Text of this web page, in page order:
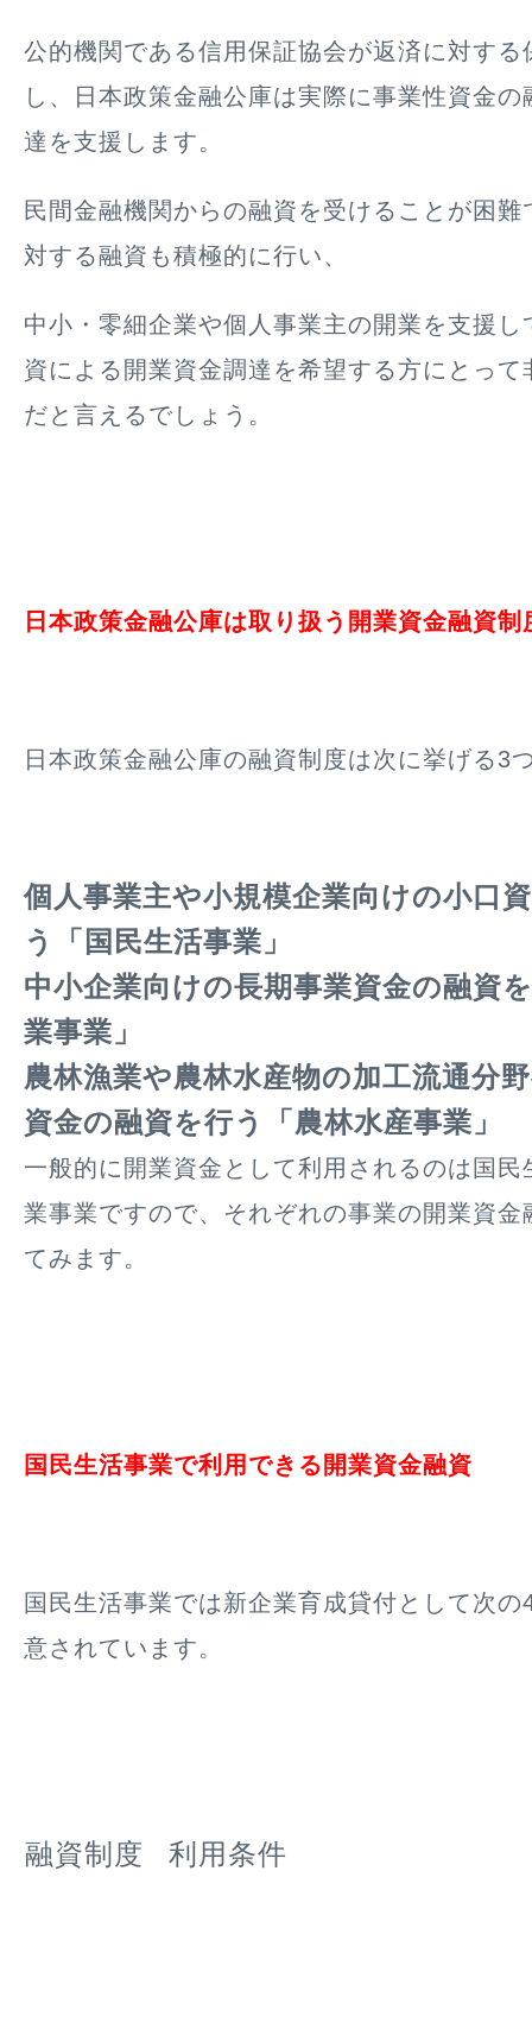
公的機関である信用保証協会が返済に対する
し、日本政策金融公庫は実際に事業性資金
達を支援します。
民間金融機関からの融資を受けることが困
対する融資も積極的に行い、
中小・零細企業や個人事業主の開業を支援し
資による開業資金調達を希望する方にとって
だと言えるでしょう。
日本政策金融公庫は取り扱う開業資金融資制
日本政策金融公庫の融資制度は次に挙げる3
個人事業主や小規模企業向けの小口
う「国民生活事業」
中小企業向けの長期事業資金の融資
業事業」
農林漁業や農林水産物の加工流通分
資金の融資を行う「農林水産事業」
一般的に開業資金として利用されるのは国民
業事業ですので、それぞれの事業の開業資金
てみます。
国民生活事業で利用できる開業資金融資
国民生活事業では新企業育成貸付として次
意されています。
融資制度 利用条件